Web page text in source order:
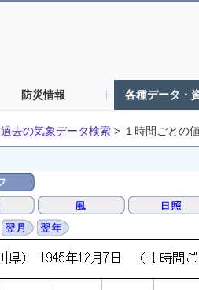
防災情報 各種データ・
過去の気象データ検索 > １時間ごとの